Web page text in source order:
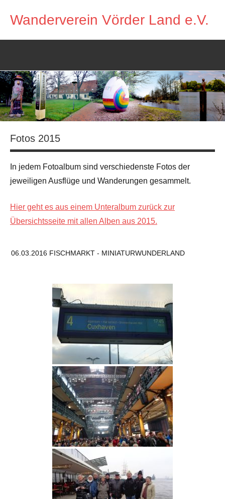
InhaltWanderverein Vörder Land e.V.
Fotos 2015
In jedem Fotoalbum sind verschiedenste Fotos der
jeweiligen Ausflüge und Wanderungen gesammelt.
Hier geht es aus einem Unteralbum zurück zur
Übersichtsseite mit allen Alben aus 2015.
06.03.2016 FISCHMARKT - MINIATURWUNDERLAND